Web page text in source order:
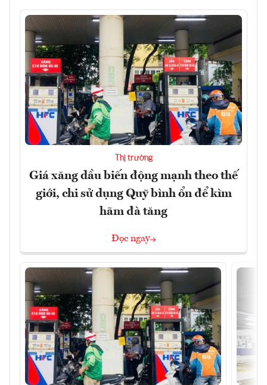
Thị trường
Giá xăng dầu biến động mạnh theo thế
giới, chi sử dụng Quỹ bình ổn để kìm
hãm đà tăng
Đọc ngay